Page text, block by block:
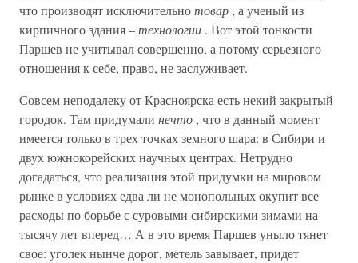
что производят исключительнотовар , а ученый из
кирпичного здания –технологии . Вот этой тонкости
Паршев не учитывал совершенно, а потому серьезного
отношения к себе, право, не заслуживает.
Совсем неподалеку от Красноярска есть некий закрытый
городок. Там придумали нечто , что в данный момент
имеется только в трех точках земного шара: в Сибири и
двух южнокорейских научных центрах. Нетрудно
догадаться, что реализация этой придумки на мировом
рынке в условиях едва ли не монопольных окупит все
расходы по борьбе с суровыми сибирскими зимами на
тысячу лет вперед… А в это время Паршев уныло тянет
свое: уголек нынче дорог, метель завывает, придет